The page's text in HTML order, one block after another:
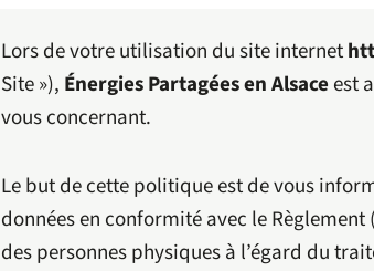
Lors de votre utilisation du site internet
Site »), Énergies Partagées en Alsaceest
vous concernant.
Le but de cette politique est de vous
données en conformité avec le
des personnes physiques à l’égard du